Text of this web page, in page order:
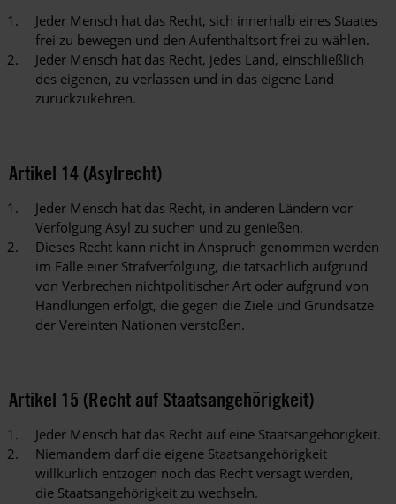
Jeder Mensch hat das Recht, sich innerhalb eines Staates
frei zu bewegen und den Aufenthaltsort frei zu wählen.
Jeder Mensch hat das Recht, jedes Land, einschließlich
des eigenen, zu verlassen und in das eigene Land
zurückzukehren.
Artikel 14 (Asylrecht)
Jeder Mensch hat das Recht, in anderen Ländern vor
Verfolgung Asyl zu suchen und zu genießen.
Dieses Recht kann nicht in Anspruch genommen werden
im Falle einer Strafverfolgung, die tatsächlich aufgrund
von Verbrechen nichtpolitischer Art oder aufgrund von
Handlungen erfolgt, die gegen die Ziele und Grundsätze
der Vereinten Nationen verstoßen.
Artikel 15 (Recht auf Staatsangehörigkeit)
Jeder Mensch hat das Recht auf eine Staatsangehörigkeit.
Niemandem darf die eigene Staatsangehörigkeit
willkürlich entzogen noch das Recht versagt werden,
die Staatsangehörigkeit zu wechseln.